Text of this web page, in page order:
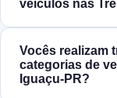
veículos nas
Vocês realizam
categorias de
Iguaçu‑PR?